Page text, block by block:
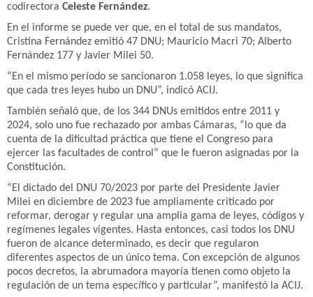
codirectora Celeste Fernández.
En el informe se puede ver que, en el total de sus mandatos,
Cristina Fernández emitió 47 DNU; Mauricio Macri 70; Alberto
Fernández 177 y Javier Milei 50.
“En el mismo período se sancionaron 1.058 leyes, lo que significa
que cada tres leyes hubo un DNU”, indicó ACIJ.
También señaló que, de los 344 DNUs emitidos entre 2011 y
2024, solo uno fue rechazado por ambas Cámaras, “lo que da
cuenta de la dificultad práctica que tiene el Congreso para
ejercer las facultades de control” que le fueron asignadas por la
Constitución.
“El dictado del DNU 70/2023 por parte del Presidente Javier
Milei en diciembre de 2023 fue ampliamente criticado por
reformar, derogar y regular una amplia gama de leyes, códigos y
regímenes legales vigentes. Hasta entonces, casi todos los DNU
fueron de alcance determinado, es decir que regularon
diferentes aspectos de un único tema. Con excepción de algunos
pocos decretos, la abrumadora mayoría tienen como objeto la
regulación de un tema específico y particular”, manifestó la ACIJ.